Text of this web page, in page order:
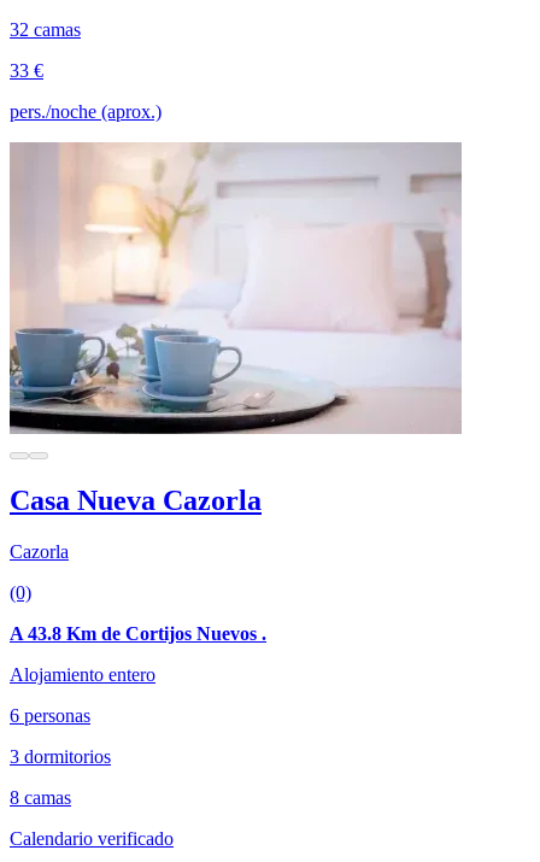
32 camas
33 €
pers./noche (aprox.)
Casa Nueva Cazorla
Cazorla
(0)
A 43.8 Km de Cortijos Nuevos .
Alojamiento entero
6 personas
3 dormitorios
8 camas
Calendario verificado